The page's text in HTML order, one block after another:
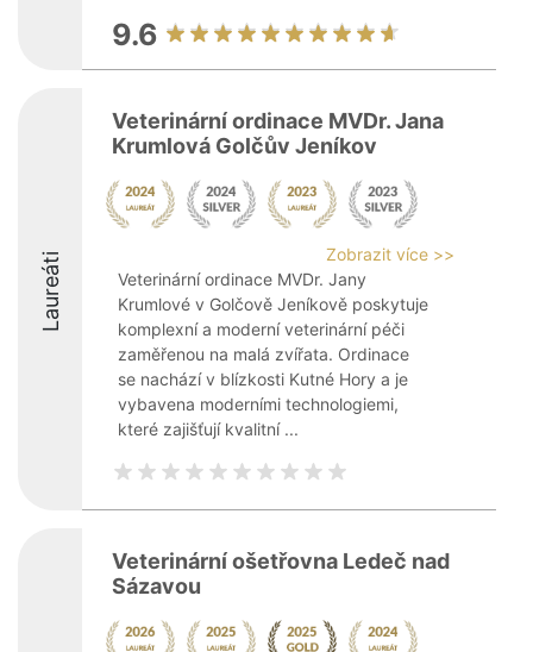
9.6
Laureáti
Veterinární ordinace MVDr. Jana
Krumlová Golčův Jeníkov
Zobrazit více >>
Veterinární ordinace MVDr. Jany
Krumlové v Golčově Jeníkově poskytuje
komplexní a moderní veterinární péči
zaměřenou na malá zvířata. Ordinace
se nachází v blízkosti Kutné Hory a je
vybavena moderními technologiemi,
které zajišťují kvalitní ...
Veterinární ošetřovna Ledeč nad
Sázavou